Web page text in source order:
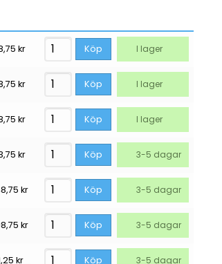
kr Köp I lager
kr Köp I lager
kr Köp I lager
kr Köp 3-5 dagar
kr Köp 3-5 dagar
kr Köp 3-5 dagar
kr Köp 3-5 dagar